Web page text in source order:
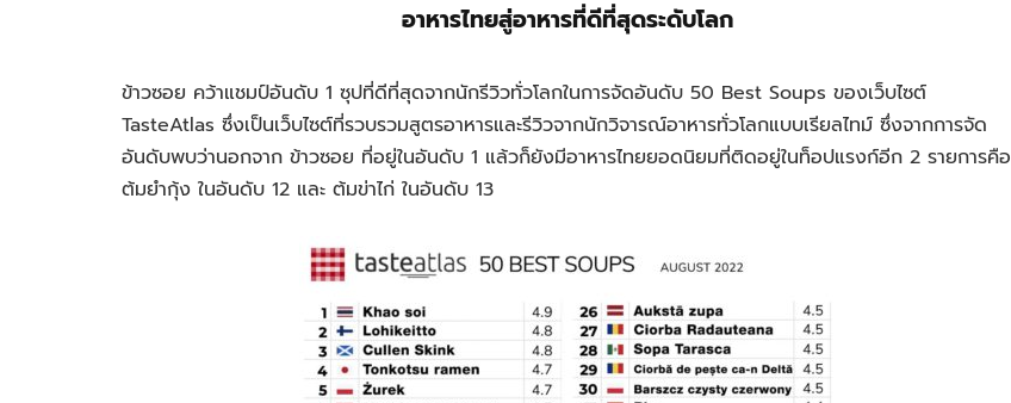
อาหารไทยสู่อาหารที่ดีที่สุดระดับโลก
ข้าวซอย คว้าแชมป์อันดับ 1 ซุปที่ดีที่สุดจากนักรีวิวทั่วโลกในการจัดอันดับ 50 Best Soups ของเว็บไซต์
TasteAtlas ซึ่งเป็นเว็บไซต์ที่รวบรวมสูตรอาหารและรีวิวจากนักวิจารณ์อาหารทั่วโลกแบบเรียลไทม์ ซึ่งจากการจัด
อันดับพบว่านอกจาก ข้าวซอย ที่อยู่ในอันดับ 1 แล้วก็ยังมีอาหารไทยยอดนิยมที่ติดอยู่ในท็อปแรงก์อีก 2 รายการคือ
ต้มยำกุ้ง ในอันดับ 12 และ ต้มข่าไก่ ในอันดับ 13